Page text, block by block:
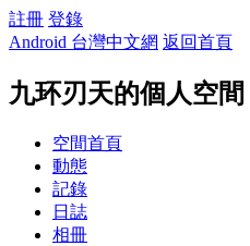
註冊 登錄
Android 台灣中文網 返回首頁
九环刃天的個人空間
空間首頁
動態
記錄
日誌
相冊